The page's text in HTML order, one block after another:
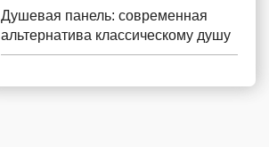
Душевая панель: современная
альтернатива классическому душу